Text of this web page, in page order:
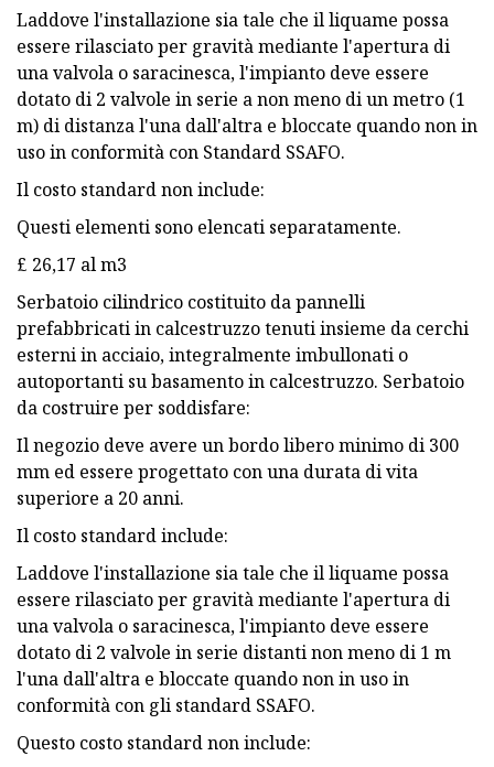
Laddove l'installazione sia tale che il liquame possa
essere rilasciato per gravità mediante l'apertura di
una valvola o saracinesca, l'impianto deve essere
dotato di 2 valvole in serie a non meno di un metro (1
m) di distanza l'una dall'altra e bloccate quando non in
uso in conformità con Standard SSAFO.
Il costo standard non include:
Questi elementi sono elencati separatamente.
£ 26,17 al m3
Serbatoio cilindrico costituito da pannelli
prefabbricati in calcestruzzo tenuti insieme da cerchi
esterni in acciaio, integralmente imbullonati o
autoportanti su basamento in calcestruzzo. Serbatoio
da costruire per soddisfare:
Il negozio deve avere un bordo libero minimo di 300
mm ed essere progettato con una durata di vita
superiore a 20 anni.
Il costo standard include:
Laddove l'installazione sia tale che il liquame possa
essere rilasciato per gravità mediante l'apertura di
una valvola o saracinesca, l'impianto deve essere
dotato di 2 valvole in serie distanti non meno di 1 m
l'una dall'altra e bloccate quando non in uso in
conformità con gli standard SSAFO.
Questo costo standard non include: